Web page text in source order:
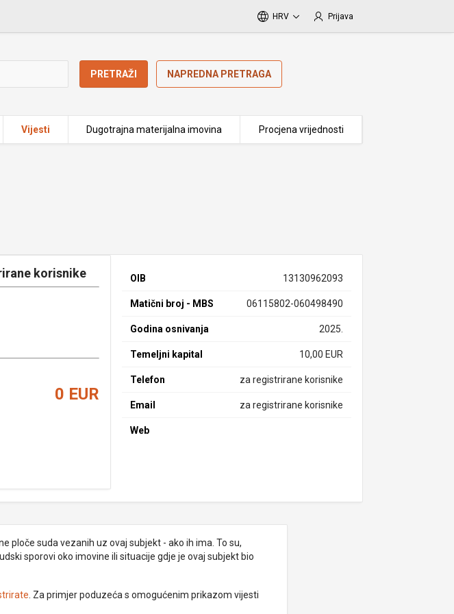
HRV Prijava
PRETRAŽI NAPREDNA PRETRAGA
Vijesti Dugotrajna materijalna imovina Procjena vrijednosti
korisnike
0 EUR
OIB 13130962093
Matični broj - MBS 06115802-060498490
Godina osnivanja 2025.
Temeljni kapital 10,00 EUR
Telefon za registrirane korisnike
Email za registrirane korisnike
Web
ploče suda vezanih uz ovaj subjekt - ako ih ima. To su,
sporovi oko imovine ili situacije gdje je ovaj subjekt bio
. Za primjer poduzeća s omogućenim prikazom vijesti